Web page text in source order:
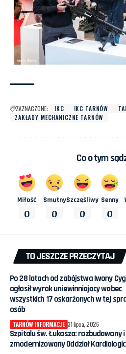
ZAZNACZONE: IKC IKC TARNÓW
ZAKŁADY MECHANICZNE TARNÓW
Co o tym
Miłość
0
Smutny
0
Szczęśliwy
0
Senny
0
TO JESZCZE PRZECZYTAJ
Po 28 latach od zabójstwa Iwony
ogłosił wyrok uniewinniający wobec
wszystkich 17 oskarżonych w tej
osób
TARNÓW INFORMACJE 31 lipca, 2026
Szpitalu św. Łukasza: rozbudowany i
zmodernizowany Oddział